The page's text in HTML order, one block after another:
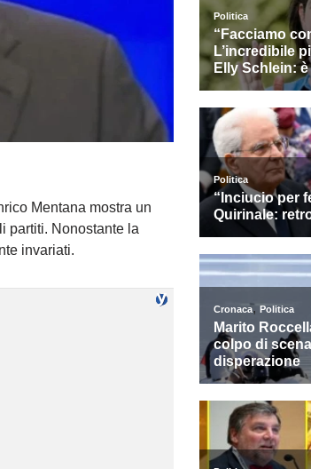
Mentana mostra un
partiti. Nonostante la
invariati.